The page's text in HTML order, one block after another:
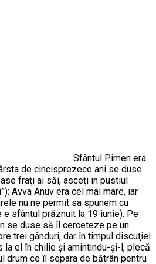
Sfântul Pimen era
de cincisprezece ani se duse
fraţi ai săi, asceţi in pustiul
Avva Anuv era cel mai mare, iar
nu ne permit sa spunem cu
sfântul prăznuit la 19 iunie). Pe
se duse să îl cerceteze pe un
trei gânduri, dar în timpul discuţiei
la el în chilie şi amintindu-şi-l, plecă
drum ce îl separa de bătrân pentru